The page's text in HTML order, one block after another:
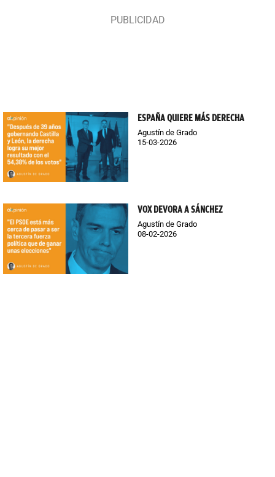
ESPAÑA QUIERE MÁS DERECHA
Agustín de Grado
15-03-2026
VOX DEVORA A SÁNCHEZ
Agustín de Grado
08-02-2026